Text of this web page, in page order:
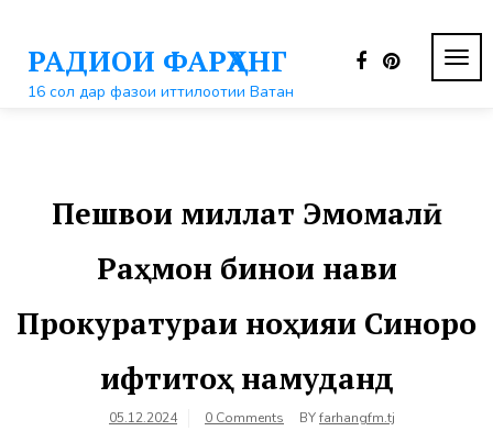
контентуРАДИОИ ФАРҲАНГ
16 сол дар фазои иттилоотии Ватан
Пешвои миллат Эмомалӣ
Раҳмон бинои нави
Прокуратураи ноҳияи Синоро
ифтитоҳ намуданд
05.12.2024 0 Comments BYfarhangfm.tj